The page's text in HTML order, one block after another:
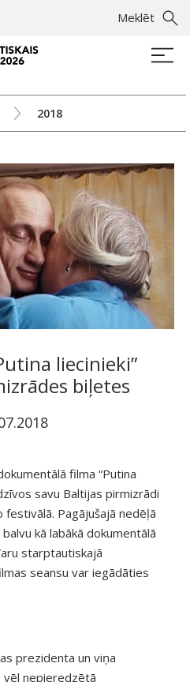
Meklēt
2018
liecinieki”
biļetes
filma “Putina
savu Baltijas pirmizrādi
festivālā. Pagājušajā nedēļā
kā labākā dokumentālā
starptautiskajā
seansu var iegādāties
prezidenta un viņa
nepieredzētā